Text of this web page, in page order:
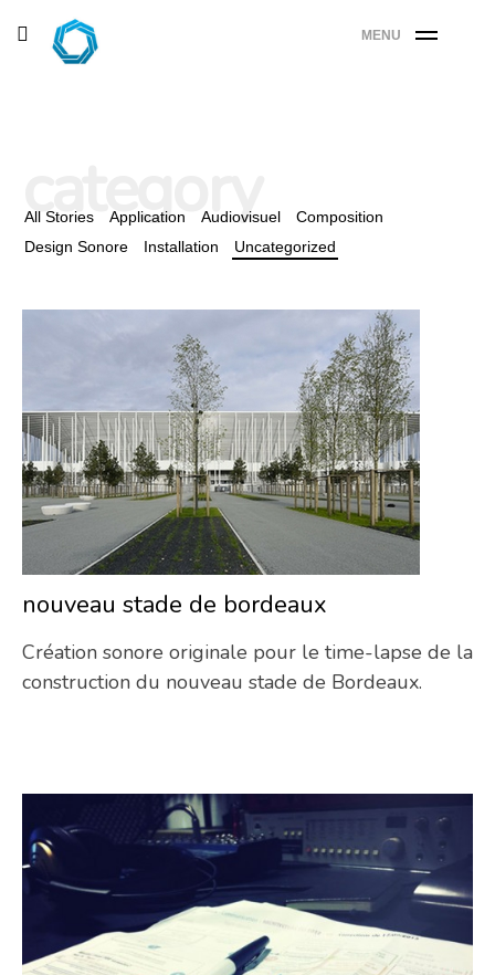
Skip
toggle
open/close
MENU
category
All Stories Application Audiovisuel
Composition
Design Sonore
Installation Uncategorized
nouveau stade de bordeaux
Création sonore originale pour le time-lapse de la
construction du nouveau stade de Bordeaux.